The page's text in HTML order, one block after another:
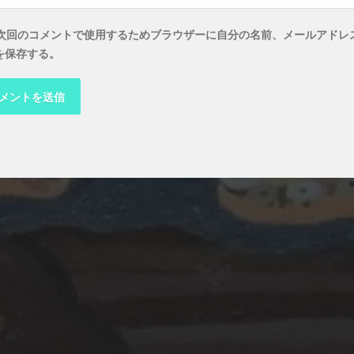
回のコメントで使用するためブラウザーに自分の名前、メールアドレ
存する。